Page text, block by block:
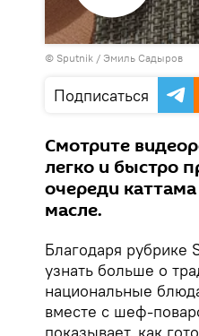
Воспроизвести
видео
© Sputnik / Эмиль Садыров
Подписаться
Смотрите
легко и быстро
очереди
масле.
Благодаря
узнать больше о
национальные
вместе с шеф-